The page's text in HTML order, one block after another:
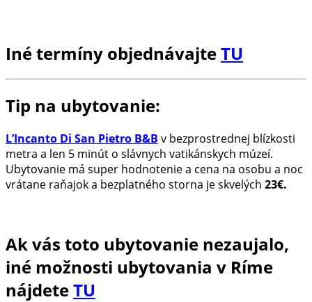
Iné termíny objednávajteTU
Tip na ubytovanie:
L’Incanto Di San Pietro B&B v bezprostrednej blízkosti
metra a len 5 minút o slávnych vatikánskych múzeí.
Ubytovanie má super hodnotenie a cena na osobu a noc
vrátane raňajok a bezplatného storna je skvelých 23€.
Ak vás toto ubytovanie nezaujalo,
iné možnosti ubytovania v Ríme
nájdeteTU